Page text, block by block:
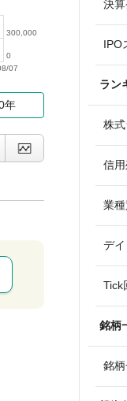
07
0
300,000
年
決
IPO
ラン
株
信
業
デ
Tick
銘柄
銘